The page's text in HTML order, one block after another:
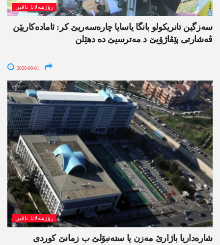
رۆژھەلاتا ناڤین
سەزگین تانریکولو بانگا یاسایا چارەسەریێ کر: ئامادەکاریێن
ڤەشارتی پێڤاژۆیێ د مەترسیێ دە دھێلن
2026-08-01
رۆژھەلاتا ناڤین
شارەداریا باژارێ مەزن یا ستەنبۆلێ ب زمانێ کوردی